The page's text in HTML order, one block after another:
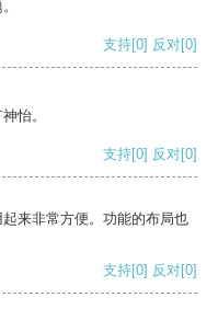
支持[0] 反对[0]
怡。
支持[0] 反对[0]
来非常方便。功能的布局也
支持[0] 反对[0]